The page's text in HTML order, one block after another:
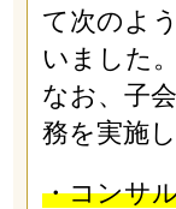
て次のよ
いました。
なお、子
務を実施
・コンサ